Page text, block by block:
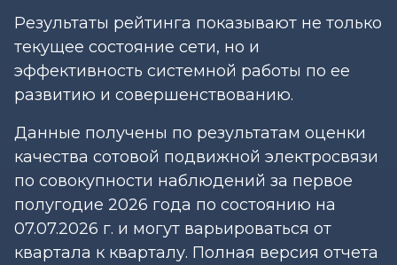
Результаты рейтинга показывают не только
текущее состояние сети, но и
эффективность системной работы по ее
развитию и совершенствованию.
Данные получены по результатам оценки
качества сотовой подвижной электросвязи
по совокупности наблюдений за первое
полугодие 2026 года по состоянию на
07.07.2026 г. и могут варьироваться от
квартала к кварталу. Полная версия отчета